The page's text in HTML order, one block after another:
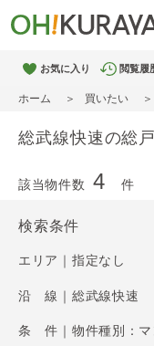
お気に入り 閲覧履
ホーム 買いたい
総武線快速の総
該当物件数 4 件
検索条件
エリア｜指定なし
沿 線｜総武線快速